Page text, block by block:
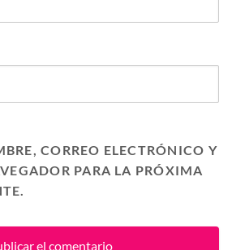
CORREO ELECTRÓNICO Y
PARA LA PRÓXIMA